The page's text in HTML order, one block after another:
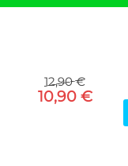
12,90 €
10,90 €